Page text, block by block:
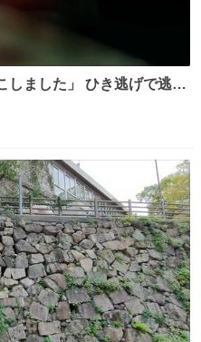
しました」 ひき逃げで逃走
ホを押
事故の詳しい状況やどう
に話すように」だった。